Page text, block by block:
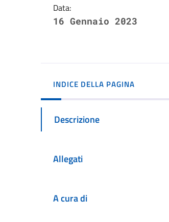
Data:
16 Gennaio 2023
INDICE DELLA PAGINA
Descrizione
Allegati
A cura di